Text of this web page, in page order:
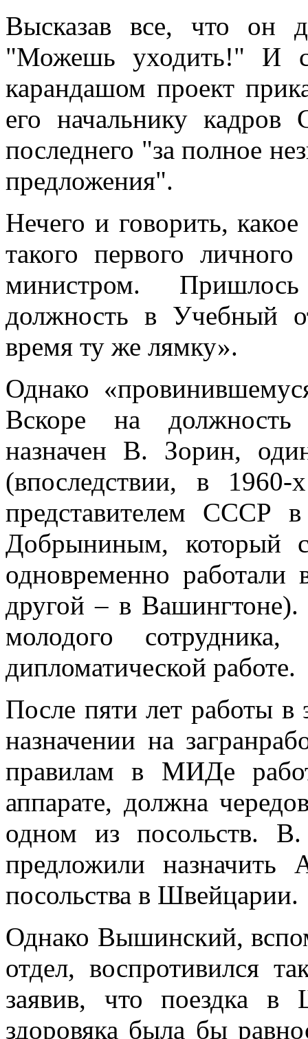
Высказав все, что он
"Можешь уходить!" И с
карандашом проект
его начальнику кадров
последнего "за полное
предложения".
Нечего и говорить,
такого первого
министром.
должность в Учебный
время ту же лямку».
Однако
Вскоре на должность
назначен В. Зорин,
(впоследствии, в
представителем
Добрыниным, который
одновременно
другой – в
молодого
дипломатической работе.
После пяти лет работы в
назначении на
правилам в МИДе
аппарате, должна
одном из посольств.
предложили
посольства в Швейцарии.
Однако Вышинский,
отдел, воспротивился
заявив, что поездка в
здоровяка была бы